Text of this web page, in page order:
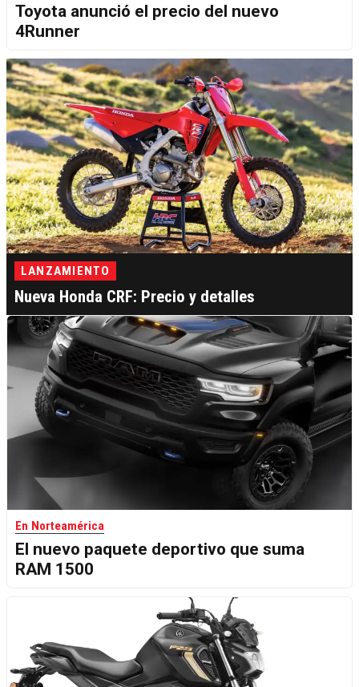
Toyota anunció el precio del nuevo
4Runner
LANZAMIENTO
Nueva Honda CRF: Precio y detalles
En Norteamérica
El nuevo paquete deportivo que suma
RAM 1500